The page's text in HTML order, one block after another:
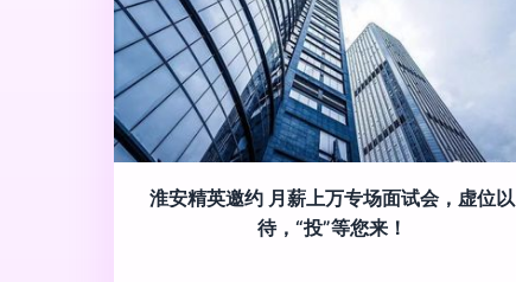
淮安精英邀约 月薪上万专场面试会，虚位以
待，“投”等您来！